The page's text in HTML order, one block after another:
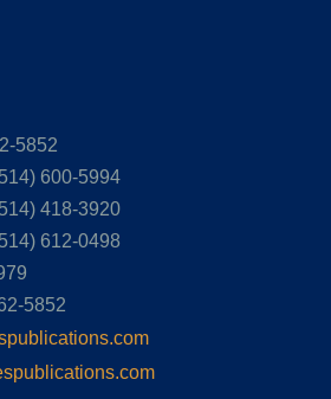
5852
600-5994
418-3920
612-0498
5852